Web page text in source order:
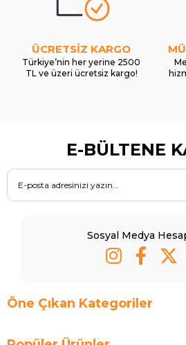
ÜCRETSİZ KARGO
Türkiye’nin her yerine 2500
TL ve üzeri ücretsiz kargo!
E-BÜLTENE
Sosyal Medya
Öne Çıkan Kategoriler